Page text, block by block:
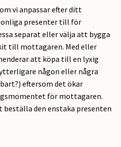
vi anpassar efter ditt
presenter till för
separat eller välja att bygga
till mottagaren. Med eller
att köpa till en lyxig
någon eller några
eftersom det ökar
för mottagaren.
den enstaka presenten